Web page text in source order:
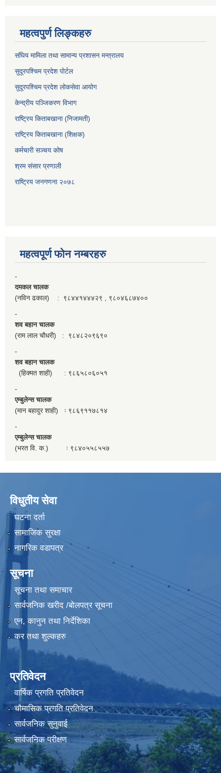
महत्वपुर्ण लिङ्कहरु
संघिय मामिला तथा सामान्य प्रशासन मन्त्रालय
सुदूरपश्चिम प्रदेश पोर्टल
सुदूरपश्‍चिम प्रदेश लोकसेवा आयोग
केन्द्रीय पञ्जिकरण विभाग
राष्ट्रिय किताबखाना (निजामती)
राष्ट्रिय किताबखाना (शिक्षक)
कर्मचारी सञ्चय कोष
श्रम संसार प्रणाली
राष्ट्रिय जनगणना २०७८
महत्वपूर्ण फाेन नम्बरहरु
-
दमकल चालक
(नविन ढकाल) : ९८४४१४४४२९ , ९८०४६८७४००
-
शव बहान चालक
(राम लाल चौधरी) : ९८४८२०९६९०
-
शव बहान चालक
(हिक्मत शाही) : ९८६५८०६०५१
-
एम्बुलेन्स चालक
(मान बहादुर शाही) ः ९८६९११७८१४
-
एम्बुलेन्स चालक
(भरत वि. क.) ः ९८४०५५८५५७
विधुतीय सेवा
घटना दर्ता
सामाजिक सुरक्षा
नागरिक वडापत्र
सूचना
सूचना तथा समाचार
सार्वजनिक खरीद /बोलपत्र सूचना
एन, कानुन तथा निर्देशिका
कर तथा शुल्कहरु
प्रतिवेदन
वार्षिक प्रगति प्रतिवेदन
चौमासिक प्रगति प्रतिवेदन
सार्वजनिक सुनुवाई
सार्वजनिक परीक्षण